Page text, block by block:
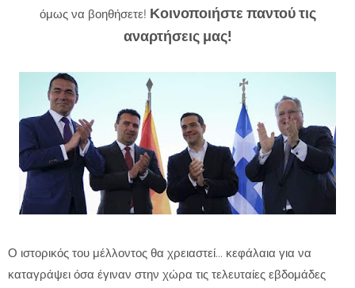
όμως να βοηθήσετε! Κοινοποιήστε παντού τις
αναρτήσεις μας!
Ο ιστορικός του μέλλοντος θα χρειαστεί... κεφάλαια για να
καταγράψει όσα έγιναν στην χώρα τις τελευταίες εβδομάδες